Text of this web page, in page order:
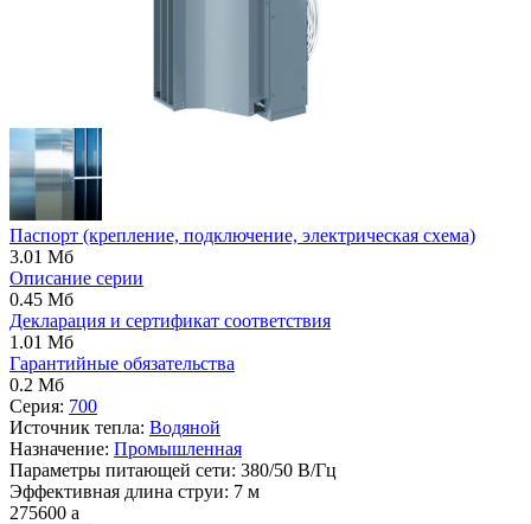
Паспорт (крепление, подключение, электрическая схема)
3.01 Мб
Описание серии
0.45 Мб
Декларация и сертификат соответствия
1.01 Мб
Гарантийные обязательства
0.2 Мб
Серия: 700
Источник тепла: Водяной
Назначение: Промышленная
Параметры питающей сети: 380/50 В/Гц
Эффективная длина струи: 7 м
275600 a